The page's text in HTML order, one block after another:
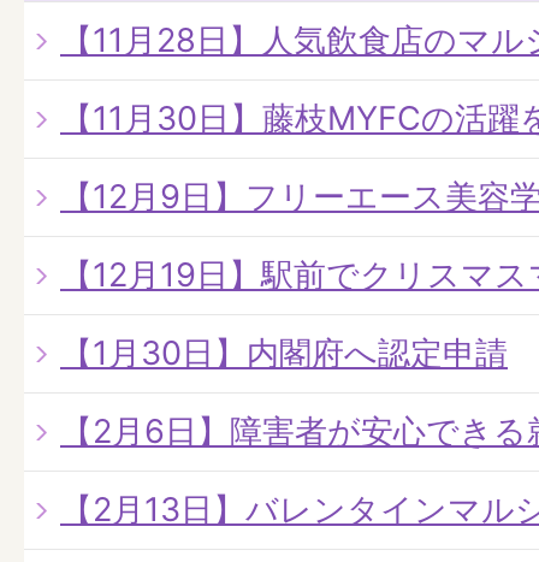
【11月28日】人気飲食店のマ
【11月30日】藤枝MYFCの活躍
【12月9日】フリーエース美容
【12月19日】駅前でクリスマ
【1月30日】内閣府へ認定申請
【2月6日】障害者が安心でき
【2月13日】バレンタインマル